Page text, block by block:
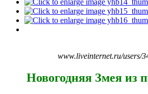
www.liveinternet.ru/users/
Новогодняя Змея из